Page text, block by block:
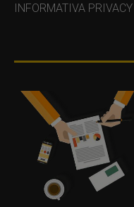
INFORMATIVA PRIVACY